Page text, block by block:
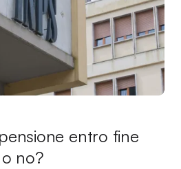
entro fine
no?